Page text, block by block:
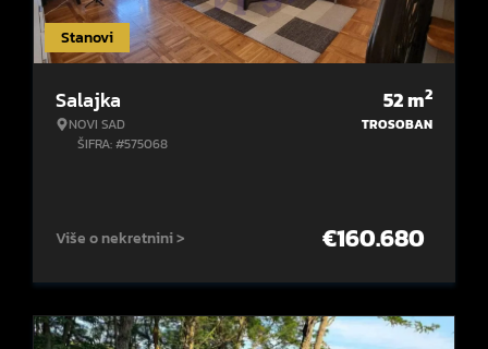
Stanovi
Salajka
NOVI SAD
ŠIFRA: #575068
52m2
TROSOBAN
Više o nekretnini > €160.680